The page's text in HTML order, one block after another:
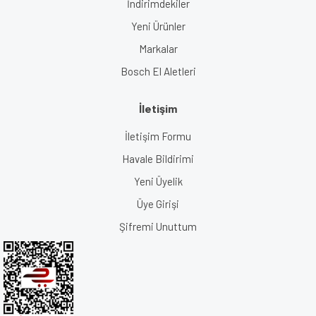
İndirimdekiler
Yeni Ürünler
Markalar
Bosch El Aletleri
İletişim
İletişim Formu
Havale Bildirimi
Yeni Üyelik
Üye Girişi
Şifremi Unuttum